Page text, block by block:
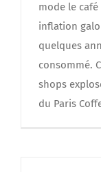
mode le café
inflation
quelques
consommé.
shops
du Paris